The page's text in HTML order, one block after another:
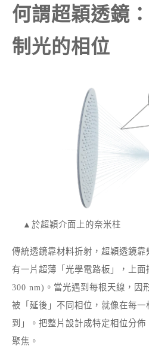
何謂超穎透鏡
制光的相位
▲於超穎介面上的奈米柱
傳統透鏡靠材料折射，超穎透鏡
有一片超薄「光學電路板」，上
300 nm)。當光遇到每根天線，因
被「延後」不同相位，就像在每
到」。把整片設計成特定相位分
聚焦。